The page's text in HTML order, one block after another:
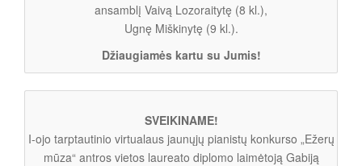
ansamblį Vaivą Lozoraitytę (8 kl.),
Ugnę Miškinytę (9 kl.).
Džiaugiamės kartu su Jumis!
SVEIKINAME!
I-ojo tarptautinio virtualaus jaunųjų pianistų konkurso „Ežerų
mūza“ antros vietos laureato diplomo laimėtoją Gabiją